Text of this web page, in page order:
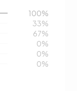
100%
33%
67%
0%
0%
0%